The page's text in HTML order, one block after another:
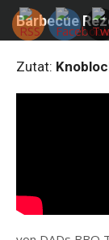
Skip
Barbecue
Zutat: